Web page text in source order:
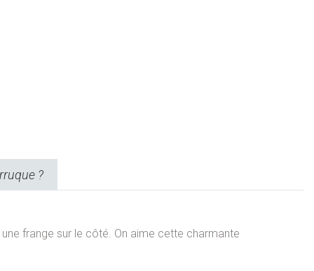
?
frange sur le côté. On aime cette charmante